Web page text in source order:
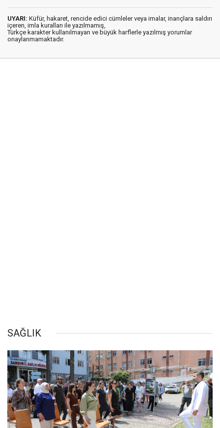
UYARI: Küfür, hakaret, rencide edici cümleler veya imalar, inançlara saldırı
içeren, imla kuralları ile yazılmamış,
Türkçe karakter kullanılmayan ve büyük harflerle yazılmış yorumlar
onaylanmamaktadır.
SAĞLIK